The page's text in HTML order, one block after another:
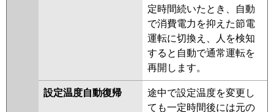
定時間続いたとき、自動
で消費電力を抑えた節電
運転に切換え、人を検知
すると自動で通常運転を
再開します。
設定温度自動復帰
途中で設定温度を変更し
ても一定時間後には元の